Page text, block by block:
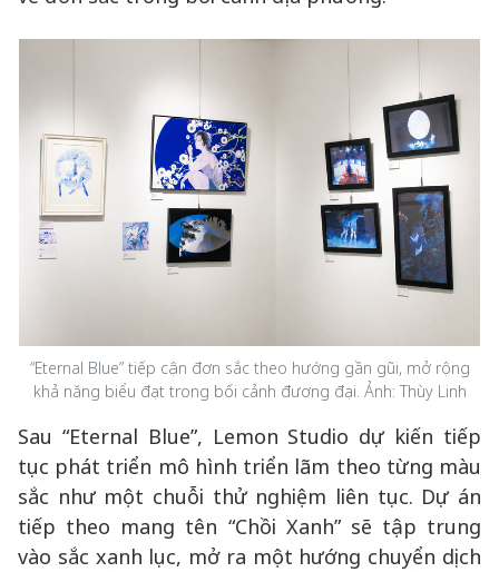
“Eternal Blue” tiếp cận đơn sắc theo hướng gần gũi, mở rộng
khả năng biểu đạt trong bối cảnh đương đại. Ảnh: Thùy Linh
Sau “Eternal Blue”, Lemon Studio dự kiến tiếp
tục phát triển mô hình triển lãm theo từng màu
sắc như một chuỗi thử nghiệm liên tục. Dự án
tiếp theo mang tên “Chồi Xanh” sẽ tập trung
vào sắc xanh lục, mở ra một hướng chuyển dịch